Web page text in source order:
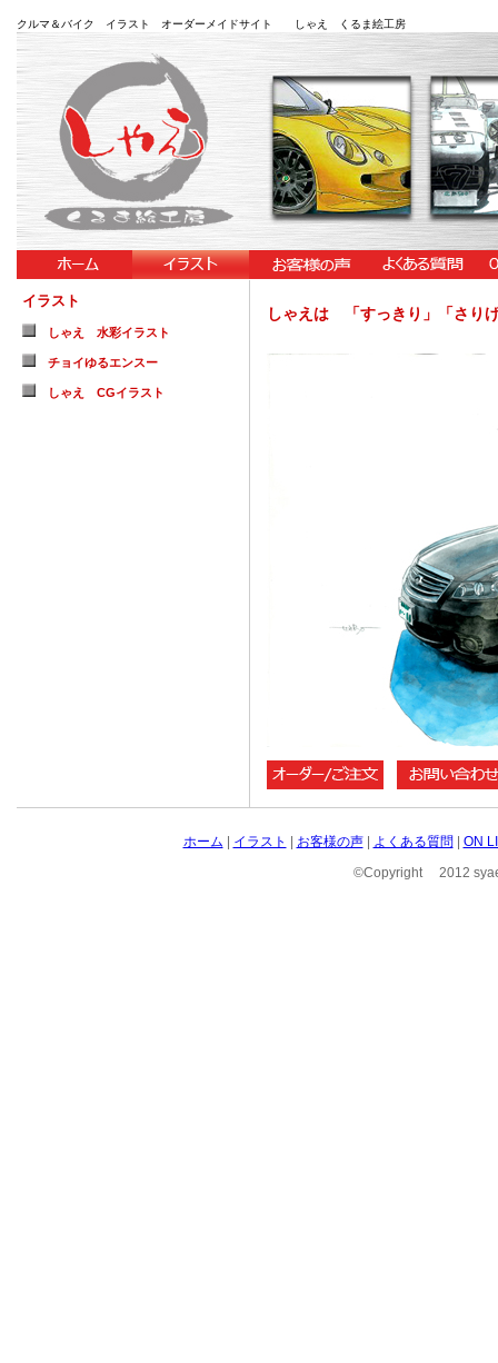
クルマ＆バイク イラスト オーダーメイドサイト しゃえ くるま絵工房
イラスト
しゃえ 水彩イラスト
チョイゆるエンスー
しゃえ CGイラスト
しゃえは 「すっきり」「さり
ホーム イラスト お客様の声| よくある質問
ON
©Copyright 2012 syae